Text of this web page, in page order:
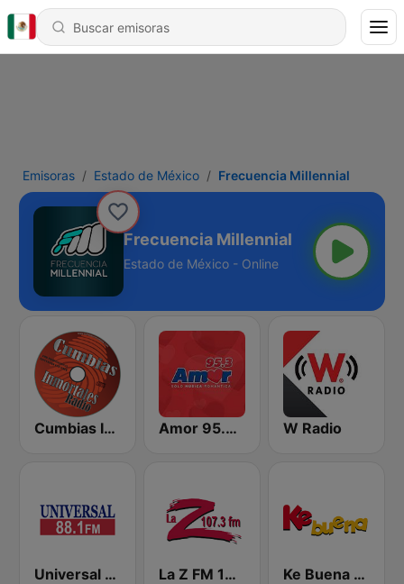
Emisoras Estado de México Frecuencia Millennial
Frecuencia Millennial
Estado de México - Online
Cumbias Inmortales Radio Amor 95.3 FM W Radio
Universal 88.1 FM La Z FM 107.3 Ke Buena 92.9 FM